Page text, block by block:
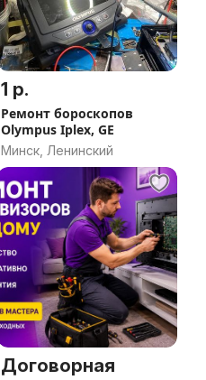
1 р.
Ремонт бороскопов
Olympus Iplex, GE
Минск, Ленинский
Договорная